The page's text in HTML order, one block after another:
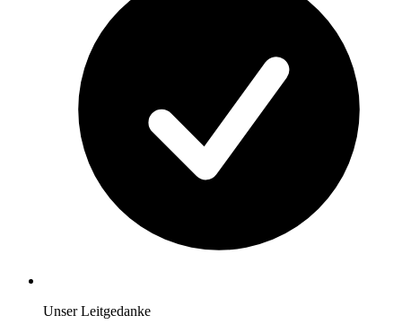
Unser Leitgedanke